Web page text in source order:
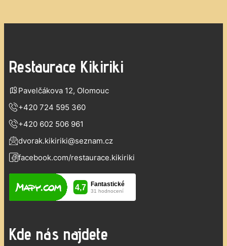
Restaurace Kikiriki
Pavelčákova 12, Olomouc
+420 724 595 360
+420 602 506 961
dvorak.kikiriki@seznam.cz
facebook.com/restaurace.kikiriki
Kde nás najdete